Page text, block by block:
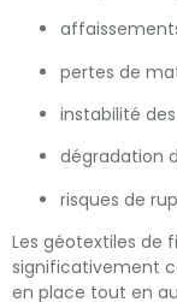
pertes de
instabilité
dégradation
risques de
Les géotextiles de
significativement
en place tout en